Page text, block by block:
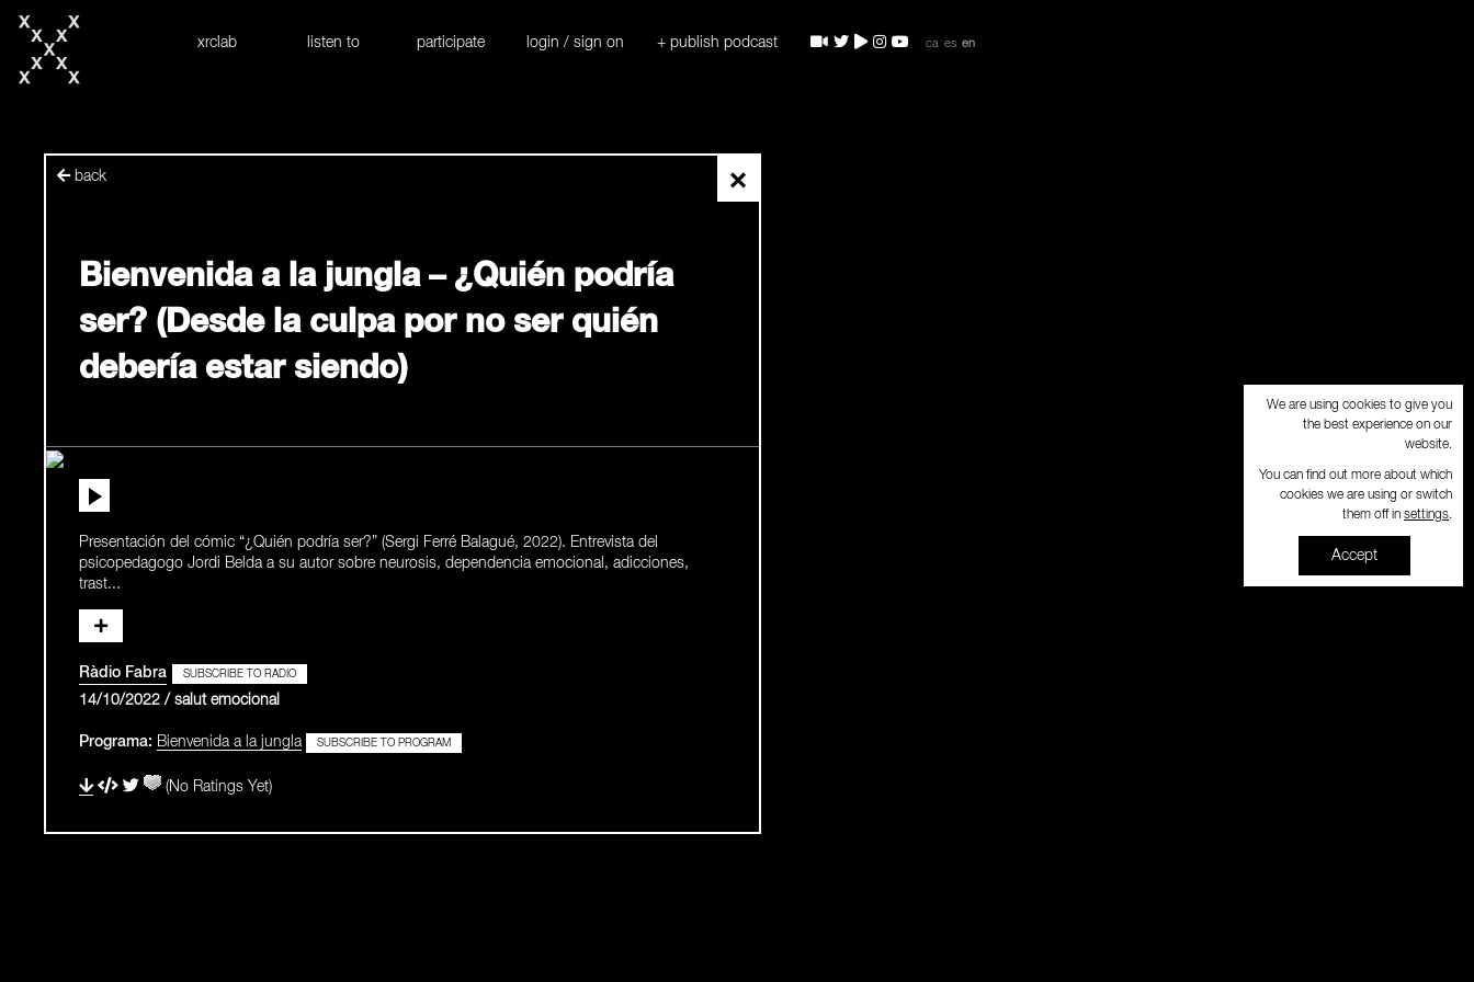
xrclab listen to participate login / sign on + publish podcast ca es en
×
back
Bienvenida a la jungla – ¿Quién podría
ser? (Desde la culpa por no ser quién
debería estar siendo)
Presentación del cómic “¿Quién podría ser?” (Sergi Ferré Balagué, 2022). Entrevista del
psicopedagogo Jordi Belda a su autor sobre neurosis, dependencia emocional, adicciones,
trast...
Ràdio Fabra SUBSCRIBE TO RADIO
14/10/2022 / salut emocional
Programa: Bienvenida a la jungla SUBSCRIBE TO PROGRAM
(No Ratings Yet)
We are using cookies to give you
the best experience on our
website.
You can find out more about which
cookies we are using or switch
them off in settings.
Accept